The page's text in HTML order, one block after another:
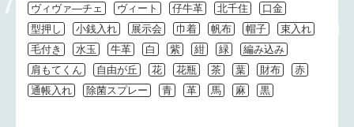
ヴィヴァ―チェ
ヴィート 仔牛革 北千住
口金
型押し
小銭入れ 展示会 巾着 帆布 帽子
束入れ
毛付き
水玉 牛革 白 紫 紺 緑
編み込み
肩もてくん
自由が丘 花 花瓶 茶 葉 財布
赤
通帳入れ
除菌スプレー 青 革 馬 麻 黒